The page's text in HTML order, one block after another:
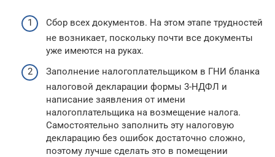
Сбор всех документов. На этом этапе трудностей
не возникает, поскольку почти все документы
уже имеются на руках.
Заполнение налогоплательщиком в ГНИ бланка
налоговой декларации формы 3-НДФЛ и
написание заявления от имени
налогоплательщика на возмещение налога.
Самостоятельно заполнить эту налоговую
декларацию без ошибок достаточно сложно,
поэтому лучше сделать это в помещении